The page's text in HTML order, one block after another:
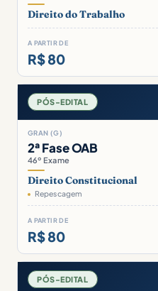
Direito do Trabalho
A PARTIR DE
R$ 80
PÓS-EDITAL
GRAN (G)
2ª Fase OAB
46º Exame
Direito Constitucional
Repescagem
A PARTIR DE
R$ 80
PÓS-EDITAL